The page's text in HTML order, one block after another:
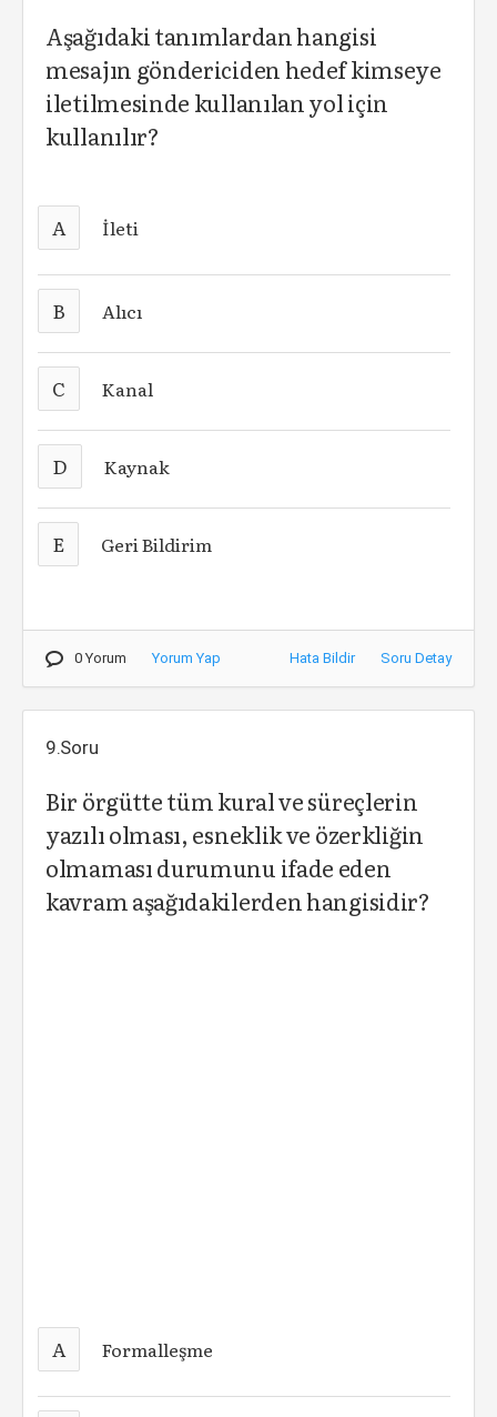
Aşağıdaki tanımlardan hangisi
mesajın göndericiden hedef kimseye
iletilmesinde kullanılan yol için
kullanılır?
A İleti
B Alıcı
C Kanal
D Kaynak
E Geri Bildirim
0 Yorum Yorum Yap Hata Bildir Soru Detay
9.Soru
Bir örgütte tüm kural ve süreçlerin
yazılı olması, esneklik ve özerkliğin
olmaması durumunu ifade eden
kavram aşağıdakilerden hangisidir?
A Formalleşme